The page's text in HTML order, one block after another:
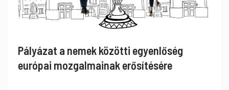
Pályázat a nemek közötti egyenlőség
európai mozgalmainak erősítésére